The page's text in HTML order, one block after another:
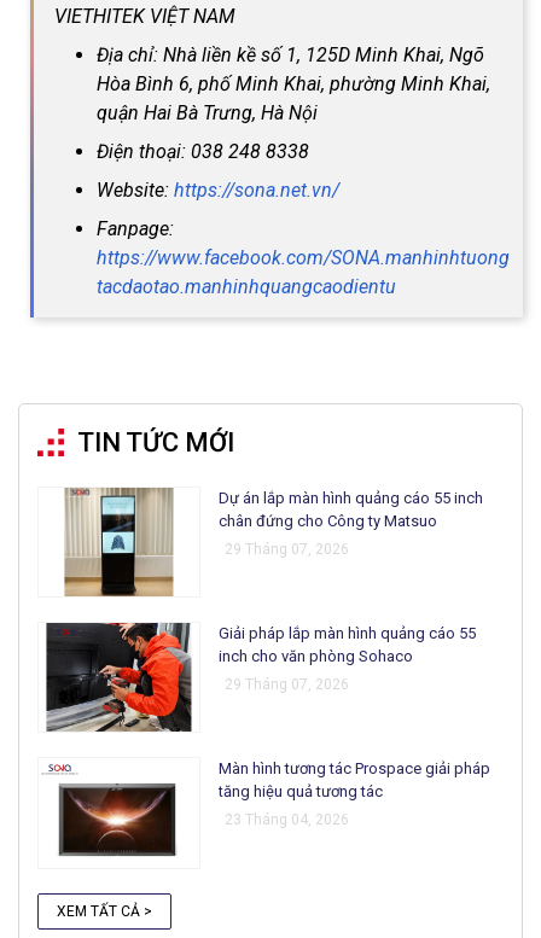
VIETHITEK VIỆT NAM
Địa chỉ: Nhà liền kề số 1, 125D Minh Khai, Ngõ
Hòa Bình 6, phố Minh Khai, phường Minh Khai,
quận Hai Bà Trưng, Hà Nội
Điện thoại: 038 248 8338
Website: https://sona.net.vn/
Fanpage:
https://www.facebook.com/SONA.manhinhtuong
tacdaotao.manhinhquangcaodientu
TIN TỨC MỚI
Dự án lắp màn hình quảng cáo 55 inch
chân đứng cho Công ty Matsuo
29 Tháng 07, 2026
Giải pháp lắp màn hình quảng cáo 55
inch cho văn phòng Sohaco
29 Tháng 07, 2026
Màn hình tương tác Prospace giải pháp
tăng hiệu quả tương tác
23 Tháng 04, 2026
XEM TẤT CẢ >